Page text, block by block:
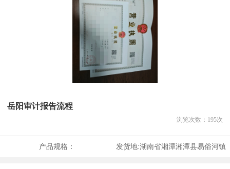
岳阳审计报告流程
浏览次数： 195次
产品规格： 发货地:湖南省湘潭湘潭县易俗河镇